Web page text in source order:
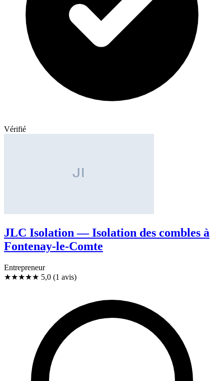
Vérifié
JLC Isolation — Isolation des combles à
Fontenay-le-Comte
Entrepreneur
★★★★★ 5,0 (1 avis)